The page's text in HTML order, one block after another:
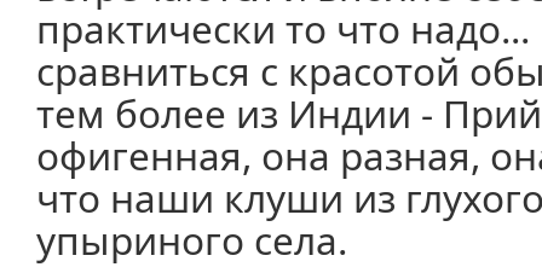
практически то что
сравниться с красотой
тем более из Индии -
офигенная, она разная,
что наши клуши из
упыриного села.